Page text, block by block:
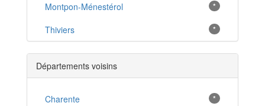
Montpon-Ménestérol *
Thiviers *
Excideuil *
Ribérac *
Lalinde *
Départements voisins
Charente *